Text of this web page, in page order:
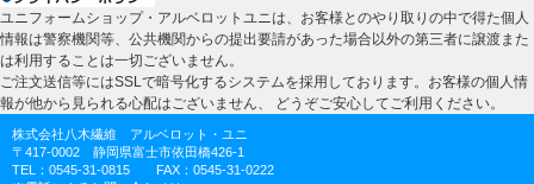
ユニフォームショップ・アルベロットユニは、お客様とのやり取りの中で得た個人
情報は警察機関等、公共機関からの提出要請があった場合以外の第三者に譲渡また
は利用することは一切ございません。
ご注文送信等にはSSLで暗号化するシステムを採用しております。お客様の個人情
報が他から見られる心配はございません、 どうぞご安心してご利用ください。
株式会社八木繊維 アルベロット・ユニ
〒417-0002 静岡県富士市依田橋426-1
TEL：0545-31-0815 FAX：0545-31-0222